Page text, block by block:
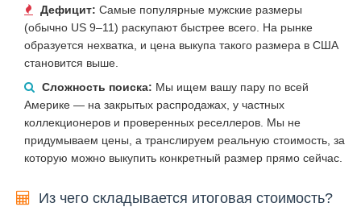
Дефицит: Самые популярные мужские размеры
(обычно US 9–11) раскупают быстрее всего. На рынке
образуется нехватка, и цена выкупа такого размера в США
становится выше.
Сложность поиска: Мы ищем вашу пару по всей
Америке — на закрытых распродажах, у частных
коллекционеров и проверенных реселлеров. Мы не
придумываем цены, а транслируем реальную стоимость, за
которую можно выкупить конкретный размер прямо сейчас.
Из чего складывается итоговая стоимость?